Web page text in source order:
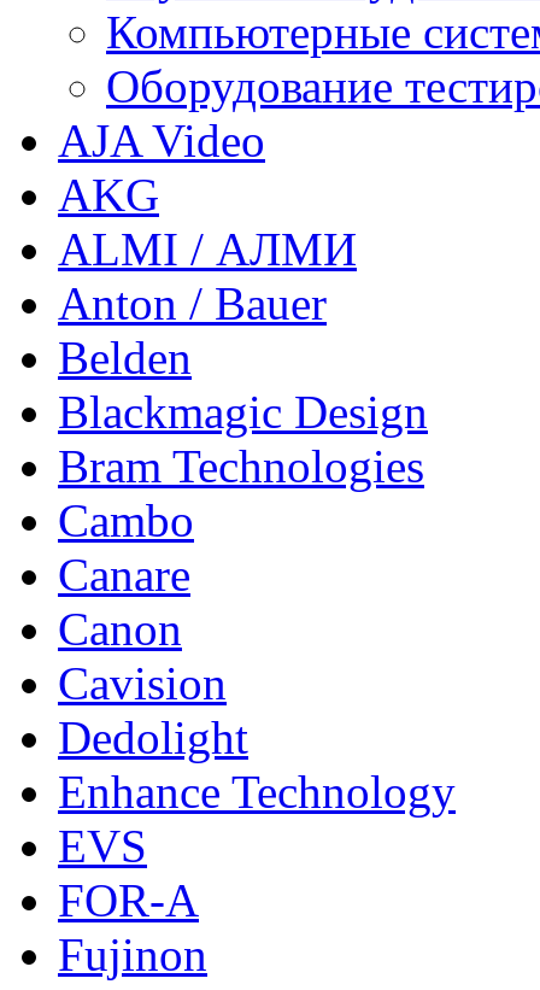
Компьютерные
Оборудование
AJA Video
AKG
ALMI / АЛМИ
Anton / Bauer
Belden
Blackmagic Design
Bram Technologies
Cambo
Canare
Canon
Cavision
Dedolight
Enhance Technology
EVS
FOR-A
Fujinon